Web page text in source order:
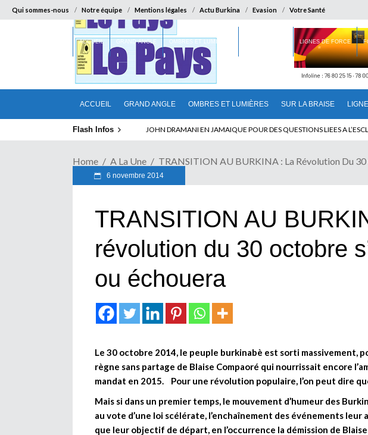
Qui sommes-nous Notre équipe Mentions légales Actu Burkina Evasion Votre Santé
ACCUEIL GRAND ANGLE OMBRES ET LUMIÈRES SUR LA BRAISE
ACCUEIL GRAND ANGLE OMBRES ET LUMIÈRES LIGNES DE FORCE
Flash Infos ELECTION DE TALON A LA TETE DU SENAT BENINOIS : Quand
Home A La Une TRANSITION AU BURKINA : La Révolution Du 30
6 novembre 2014
TRANSITION AU
révolution du 30 octobre
ou échouera
Le 30 octobre 2014, le peuple burkinabè est sorti massivement,
règne sans partage de Blaise Compaoré qui nourrissait encore
mandat en 2015. Pour une révolution populaire, l’on peut dire
Mais si dans un premier temps, le mouvement d’humeur des
au vote d’une loi scélérate, l’enchaînement des événements leur
que leur objectif de départ, en l’occurrence la démission de